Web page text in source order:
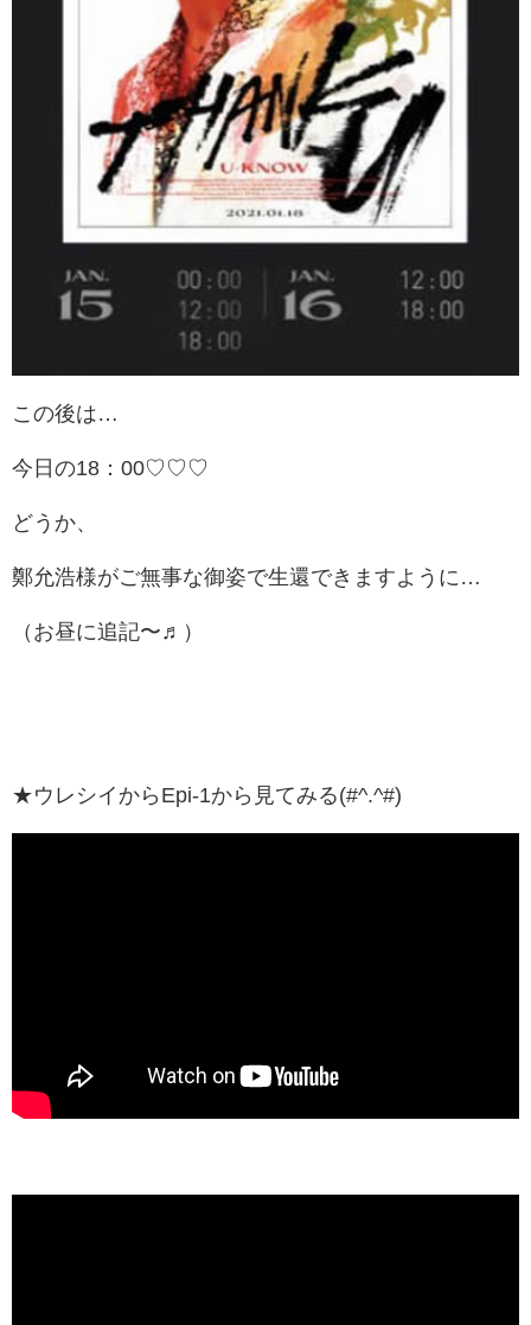
この後は…
今日の18：00♡♡♡
どうか、
鄭允浩様がご無事な御姿で生還できますように…
（お昼に追記〜♬）
★ウレシイからEpi-1から見てみる(#^.^#)